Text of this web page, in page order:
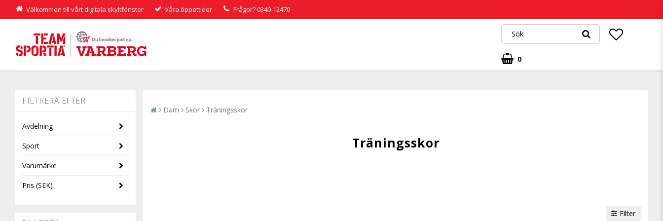
Välkommen till vårt digitala skyltfönster Våra öppettider Frågor?0340-12470
0
Avdelning
Sport
Träning
Varumärke
UNDER ARMOUR
Pris (SEK)
Dam Skor Träningsskor
Träningsskor
Filter